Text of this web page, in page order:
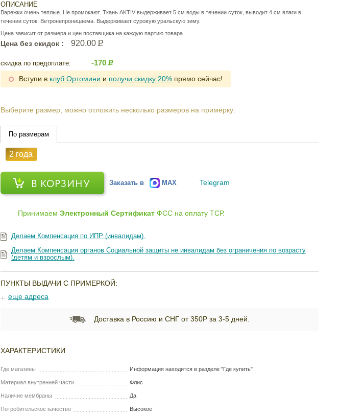
ОПИСАНИЕ
Варежки очень теплые. Не промокают. Ткань AKTIV выдерживает 5 см воды в течении суток, выводит 4 см влаги в
течении суток. Ветронепроницаема. Выдерживает суровую уральскую зиму.
Цена зависит от размера и цен поставщика на каждую партию товара.
Цена без скидок : 920.00Р
скидка по предоплате: -170Р
Вступи в клуб Ортомини и получи скидку 20% прямо сейчас!
Выберите размер, можно отложить несколько размеров на примерку:
По размерам
2 года
В КОРЗИНУ Заказать в MAX Telegram
ПринимаемЭлектронный Сертификат ФСС на оплату ТСР.
Делаем Компенсация по ИПР (инвалидам).
Делаем Компенсация органов Социальной защиты не инвалидам без ограничения по возрасту
(детям и взрослым).
ПУНКТЫ ВЫДАЧИ С ПРИМЕРКОЙ:
еще адреса
Доставка в Россию и СНГ от 350Р за 3-5 дней.
ХАРАКТЕРИСТИКИ
Где магазины Информация находится в разделе "Где купить"
Материал внутренней части Флис
Наличие мембраны Да
Потребительское качество Высокое